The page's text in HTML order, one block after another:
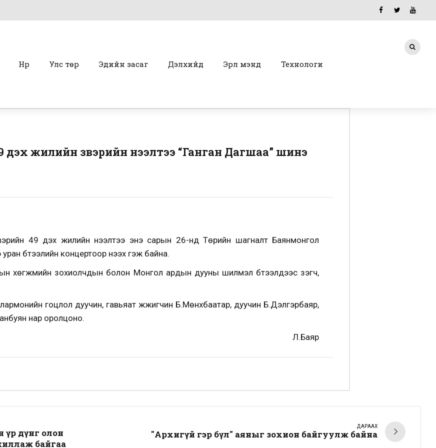
Нүүр Улс төр Эдийн засаг Дэлхийд Эрүүл мэнд Технологи
жилийн үзвэрийн нээлтээ “Ганган Дагшаа” шинэ
49 дэх жилийн нээлтээ энэ сарын 26-нд Төрийн шагналт Баянмонгол
бүтээлийн концертоор нээх гэж байна.
хөгжмийн зохиолчдын болон Монгол ардын дууны шилмэл бүтээлүүдээс үзэгч,
гоцлол дуучин, гавьяат жүжигчин Б.Мөнхбаатар, дуучин Б.Дэлгэрбаяр,
нар оролцоно.
Л.Баяр
дүнг олон
байгаа
ДАРААХ
"Архигүй гэр бүл" аяныг зохион байгуулж байна